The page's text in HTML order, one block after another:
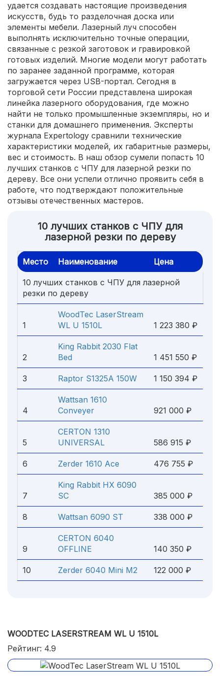
удается создавать настоящие произведения
искусств, будь то разделочная доска или
элементы мебели. Лазерный луч способен
выполнять исключительно точные операции,
связанные с резкой заготовок и гравировкой
готовых изделий. Многие модели могут работать
по заранее заданной программе, которая
загружается через USB-портал. Сегодня в
торговой сети России представлена широкая
линейка лазерного оборудования, где можно
найти не только промышленные экземпляры, но и
станки для домашнего применения. Эксперты
журнала Expertology сравнили технические
характеристики моделей, их габаритные размеры,
вес и стоимость. В наш обзор сумели попасть 10
лучших станков с ЧПУ для лазерной резки по
дереву. Все они успели отлично проявить себя в
работе, что подтверждают положительные
отзывы отечественных мастеров.
10 лучших станков с ЧПУ для
лазерной резки по дереву
Место Наименование Цена
10 лучших станков с ЧПУ для лазерной
резки по дереву
1
WoodTec LaserStream
WL U 1510L
1 223 380 ₽
2
King Rabbit 2030 Flat
Bed
1 451 550 ₽
3 Raptor S1325A 150W 1 150 394 ₽
4
Wattsan 1610
Сonveyer
921 000 ₽
5
CERTON 1310
UNIVERSAL
586 915 ₽
6 Zerder 1610 Ace 476 755 ₽
7
King Rabbit HX 6090
SC
385 000 ₽
8 Wattsan 6090 ST 338 000 ₽
9
CERTON 6040
OFFLINE
140 350 ₽
10 Zerder 6040 Mini M2 122 000 ₽
WOODTEC LASERSTREAM WL U 1510L
Рейтинг: 4.9